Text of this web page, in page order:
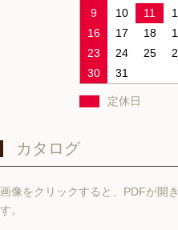
9
10 11
16
17 18
23
24 25
30
31
定休日
カタログ
画像をクリックすると、PDFが開
す。